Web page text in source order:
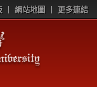
網站地圖 更多連結